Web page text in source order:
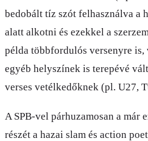
bedobált tíz szót felhasználva a
alatt alkotni és ezekkel a
példa többfordulós versenyre
egyéb helyszínek is terepévé
verses vetélkedőknek (pl. U27,
A SPB-vel párhuzamosan a
részét a hazai slam és action